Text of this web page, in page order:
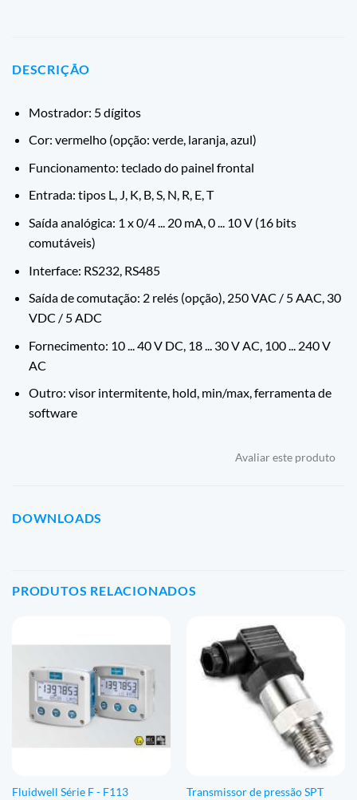
DESCRIÇÃO
Mostrador: 5 dígitos
Cor: vermelho (opção: verde, laranja, azul)
Funcionamento: teclado do painel frontal
Entrada: tipos L, J, K, B, S, N, R, E, T
Saída analógica: 1 x 0/4 ... 20 mA, 0 ... 10 V (16 bits
comutáveis)
Interface: RS232, RS485
Saída de comutação: 2 relés (opção), 250 VAC / 5 AAC, 30
VDC / 5 ADC
Fornecimento: 10 ... 40 V DC, 18 ... 30 V AC, 100 ... 240 V
AC
Outro: visor intermitente, hold, min/max, ferramenta de
software
Avaliar este produto
DOWNLOADS
PRODUTOS RELACIONADOS
Fluidwell Série F - F113
Transmissor de pressão SPT